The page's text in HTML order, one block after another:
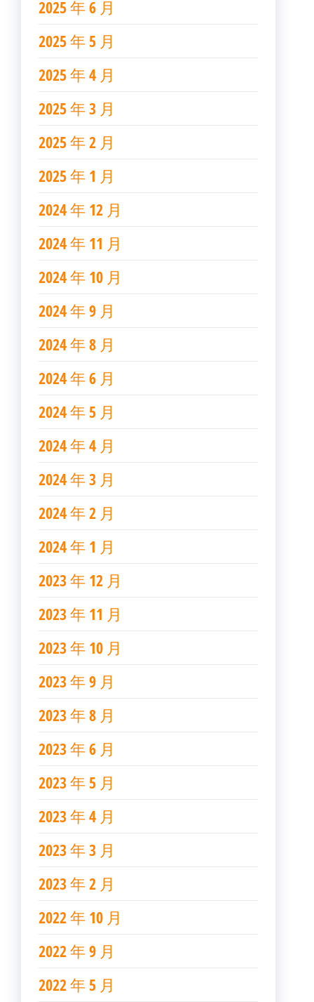
2025 年 6 月
2025 年 5 月
2025 年 4 月
2025 年 3 月
2025 年 2 月
2025 年 1 月
2024 年 12 月
2024 年 11 月
2024 年 10 月
2024 年 9 月
2024 年 8 月
2024 年 6 月
2024 年 5 月
2024 年 4 月
2024 年 3 月
2024 年 2 月
2024 年 1 月
2023 年 12 月
2023 年 11 月
2023 年 10 月
2023 年 9 月
2023 年 8 月
2023 年 6 月
2023 年 5 月
2023 年 4 月
2023 年 3 月
2023 年 2 月
2022 年 10 月
2022 年 9 月
2022 年 5 月